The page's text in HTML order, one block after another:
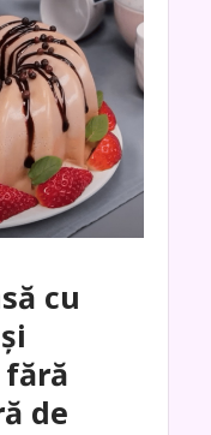
cu
de